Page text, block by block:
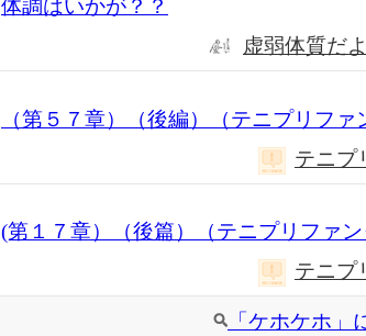
体調はいかが？？
虚弱体質だ
（第５７章）（後編）（テニプリファ
テニプ
(第１７章）（後篇）（テニプリファン
テニプ
「ケホケホ